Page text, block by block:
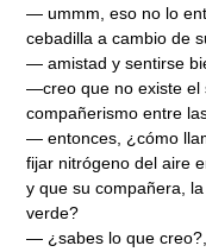
— ummm, eso no lo
cebadilla a cambio de
— amistad y sentirse
—creo que no existe el
compañerismo entre
— entonces, ¿cómo
fijar nitrógeno del aire
y que su compañera,
verde?
— ¿sabes lo que